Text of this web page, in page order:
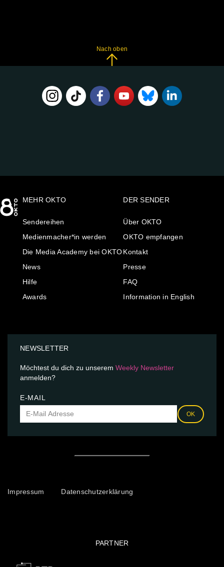
Nach oben
MEHR OKTO
Sendereihen
Medienmacher*in werden
Die Media Academy bei OKTO
News
Hilfe
Awards
DER SENDER
Über OKTO
OKTO empfangen
Kontakt
Presse
FAQ
Information in English
NEWSLETTER
Möchtest du dich zu unserem Weekly Newsletter
anmelden?
E-MAIL
OK
Impressum Datenschutzerklärung
PARTNER